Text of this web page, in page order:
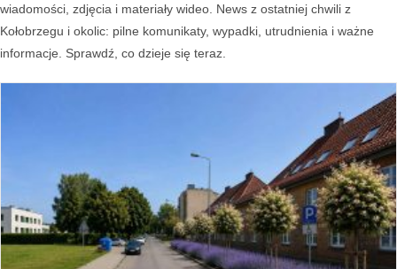
wiadomości, zdjęcia i materiały wideo. News z ostatniej chwili z
Kołobrzegu i okolic: pilne komunikaty, wypadki, utrudnienia i ważne
informacje. Sprawdź, co dzieje się teraz.